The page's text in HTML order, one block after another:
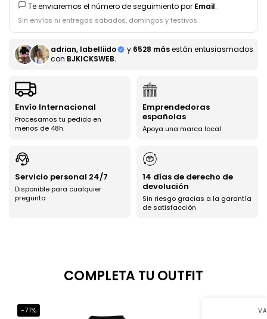
Te enviaremos el número de seguimiento por Email.
Sin envíos ni entregas sábados, domingos y festivos.
adrian, labelliido y 6528 másestán entusiasmados
con BJKICKSWEB.
Envío Internacional
Procesamos tu pedido en
menos de 48h.
Emprendedoras
españolas
Apoya una marca local
Servicio personal 24/7
Disponible para cualquier
pregunta
14 días de derecho de
devolución
Sin riesgo gracias a la garantía
de satisfacción
COMPLETA TU OUTFIT
-71%